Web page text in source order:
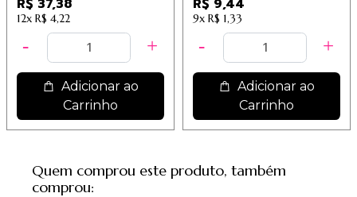
R$ 37,38
12x R$ 4,22
Adicionar ao
Carrinho
R$ 9,44
9x R$ 1,33
Adicionar ao
Carrinho
Quem comprou este produto, também
comprou: